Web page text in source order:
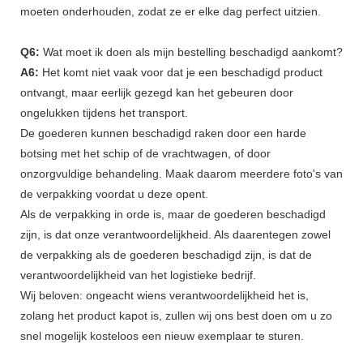
moeten onderhouden, zodat ze er elke dag perfect uitzien.
Q6: Wat moet ik doen als mijn bestelling beschadigd aankomt?
A6: Het komt niet vaak voor dat je een beschadigd product
ontvangt, maar eerlijk gezegd kan het gebeuren door
ongelukken tijdens het transport.
De goederen kunnen beschadigd raken door een harde
botsing met het schip of de vrachtwagen, of door
onzorgvuldige behandeling. Maak daarom meerdere foto's van
de verpakking voordat u deze opent.
Als de verpakking in orde is, maar de goederen beschadigd
zijn, is dat onze verantwoordelijkheid. Als daarentegen zowel
de verpakking als de goederen beschadigd zijn, is dat de
verantwoordelijkheid van het logistieke bedrijf.
Wij beloven: ongeacht wiens verantwoordelijkheid het is,
zolang het product kapot is, zullen wij ons best doen om u zo
snel mogelijk kosteloos een nieuw exemplaar te sturen.